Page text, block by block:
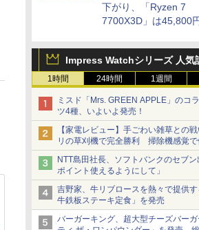
下がり、「Ryzen 7
7700X3D」は45,800円
との価格逆転解消 [8
CPU価格]
Impress Watchシリーズ 人気
1時間 24時間 1週間
ミスド「Mrs. GREEN APPLE」のコ
ツ4種、いよいよ発売！
【家電レビュー】手ごわい雑草との
リの草刈機で完全勝利 掃除機感覚で
NTT島田社長、ソフトバンクのセブン
ポイント使えるようにして」
吉野家、牛リブロースを熱々で提供
牛鉄板ステーキ定食」を発売
バーガーキング、超大型チーズバー